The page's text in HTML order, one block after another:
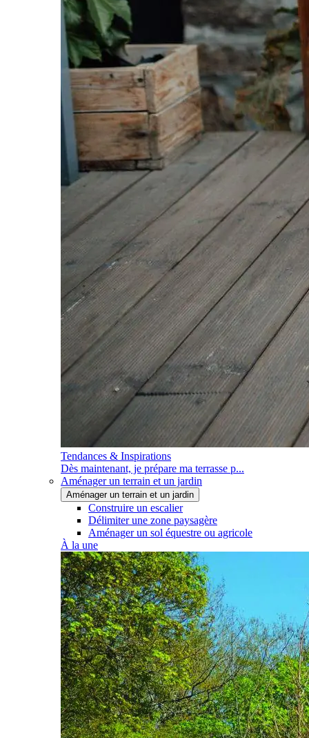
Tendances & Inspirations
Dès maintenant, je prépare ma terrasse p...
Aménager un terrain et un jardin
Aménager un terrain et un jardin
Construire un escalier
Délimiter une zone paysagère
Aménager un sol équestre ou agricole
À la une